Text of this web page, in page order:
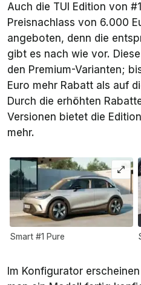
Auch die TUI Edition von
Preisnachlass von 6.000
angeboten, denn die
gibt es nach wie vor.
den Premium-Varianten;
Euro mehr Rabatt als auf
Durch die erhöhten
Versionen bietet die
mehr.
Smart #1 Pure
Im Konfigurator